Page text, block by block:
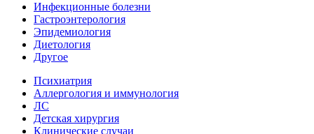
Инфекционные болезни
Гастроэнтерология
Эпидемиология
Диетология
Другое
Психиатрия
Аллергология и иммунология
ЛС
Детская хирургия
Клинические случаи